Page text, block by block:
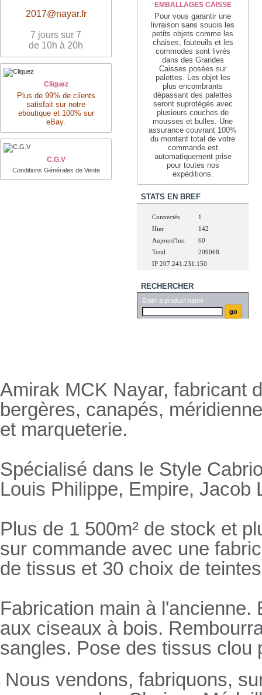
2017@nayar.fr
7 jours sur 7
de 10h à 20h
Cliquez
Plus de 99% de clients
satisfait sur notre
eboutique et 100% sur
eBay.
C.G.V
Conditions Générales de Vente
EMBALLAGES CAISSE
Pour vous garantir une
livraison sans soucis les
petits objets comme les
chaises, fauteuils et les
commodes sont livrés
dans des Grandes
Caisses posées sur
palettes. Les objet les
plus encombrants
dépassant des palettes
seront suprotégés avec
plusieurs couches de
mousses et bulles. Une
assurance couvrant 100%
du montant total de votre
commande est
automatiquement prise
pour toutes nos
expéditions.
STATS EN BREF
Connectés
1
Hier
142
Aujourd'hui
60
Total
209068
IP 207.241.231.150
RECHERCHER
Enter a product name
Amirak MCK Nayar, fabricant
bergères, canapés,
et marqueterie.
Spécialisé dans le Style
Louis Philippe, Empire, Jacob
Plus de 1 500m² de stock et
sur commande avec une
de tissus et 30 choix de
Fabrication main à
aux ciseaux à bois.
sangles. Pose des tissus clou
Nous vendons, fabriquons,